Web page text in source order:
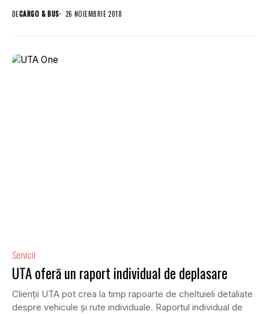
DECARGO & BUS 26 NOIEMBRIE 2018
Servicii
UTA oferă un raport individual de deplasare
Clienții UTA pot crea la timp rapoarte de cheltuieli detaliate
despre vehicule și rute individuale. Raportul individual de